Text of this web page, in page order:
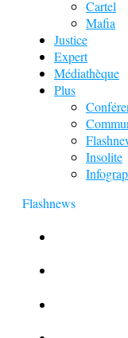
Cartel
Mafia
Justice
Expert
Médiathèque
Plus
Insolite
Flashnews